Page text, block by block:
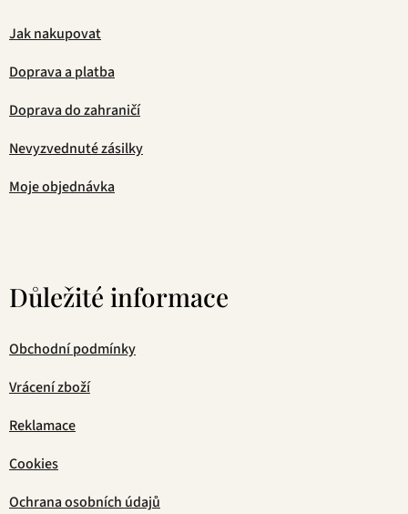
Jak nakupovat
Doprava a platba
Doprava do zahraničí
Nevyzvednuté zásilky
Moje objednávka
Důležité informace
Obchodní podmínky
Vrácení zboží
Reklamace
Cookies
Ochrana osobních údajů